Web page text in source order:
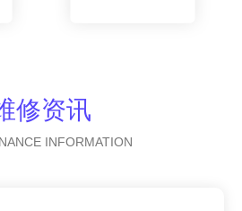
修资讯
INFORMATION